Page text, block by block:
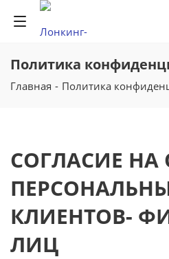
Политика
Главная - Политика
СОГЛАСИЕ НА
КЛИЕНТОВ-
ЛИЦ